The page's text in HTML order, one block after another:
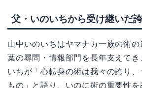
父・いのいちから受け継いだ
山中いのいちはヤマナカ一族の術の
葉の尋問・情報部門を長年支えて
いちが「心転身の術は我々の誇り
もの」と語り、いのに術の重要性